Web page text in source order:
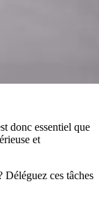
donc essentiel que
et
Déléguez ces tâches